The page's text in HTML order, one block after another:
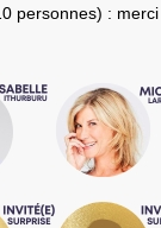
personnes) :